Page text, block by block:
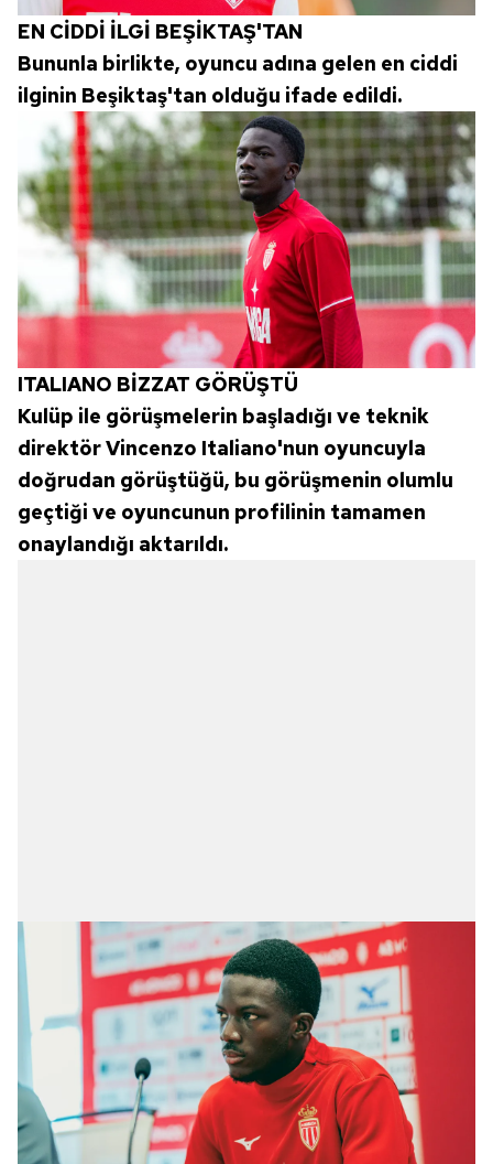
EN CİDDİ İLGİ BEŞİKTAŞ'TAN
Bununla birlikte, oyuncu adına gelen en ciddi
ilginin Beşiktaş'tan olduğu ifade edildi.
ITALIANO BİZZAT GÖRÜŞTÜ
Kulüp ile görüşmelerin başladığı ve teknik
direktör Vincenzo Italiano'nun oyuncuyla
doğrudan görüştüğü, bu görüşmenin olumlu
geçtiği ve oyuncunun profilinin tamamen
onaylandığı aktarıldı.